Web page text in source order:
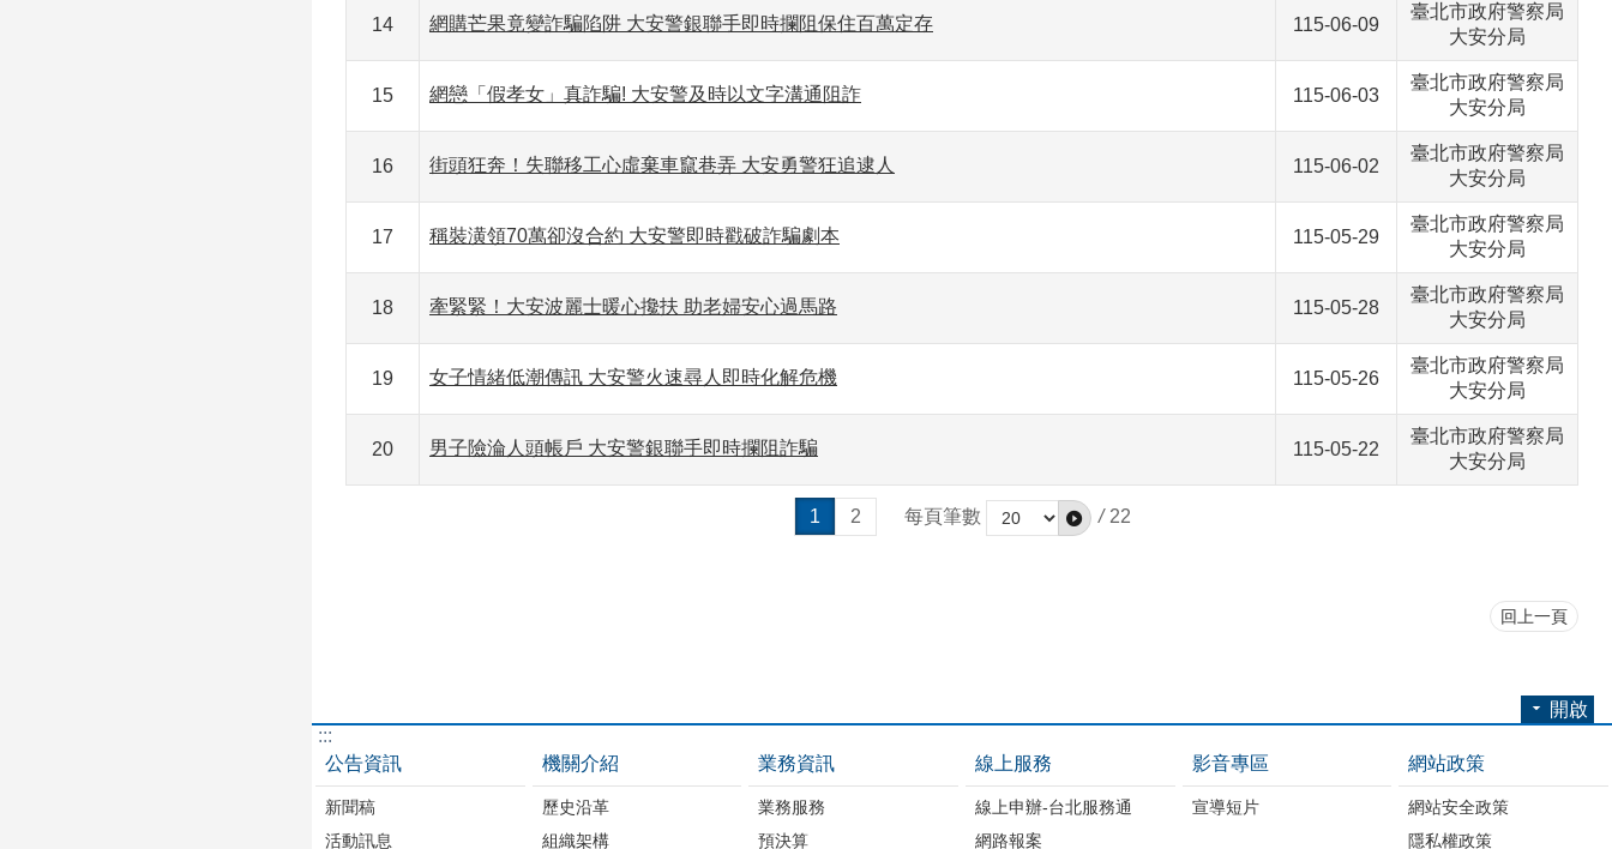
14 網購芒果竟變詐騙陷阱 大安警銀聯手即時攔阻保住百萬定存 115-06-09
臺北市政府警察局
大安分局
15 網戀「假孝女」真詐騙! 大安警及時以文字溝通阻詐 115-06-03
臺北市政府警察局
大安分局
16 街頭狂奔！失聯移工心虛棄車竄巷弄 大安勇警狂追逮人 115-06-02
臺北市政府警察局
大安分局
17 稱裝潢領70萬卻沒合約 大安警即時戳破詐騙劇本 115-05-29
臺北市政府警察局
大安分局
18 牽緊緊！大安波麗士暖心攙扶 助老婦安心過馬路 115-05-28
臺北市政府警察局
大安分局
19 女子情緒低潮傳訊 大安警火速尋人即時化解危機 115-05-26
臺北市政府警察局
大安分局
20 男子險淪人頭帳戶 大安警銀聯手即時攔阻詐騙 115-05-22
臺北市政府警察局
大安分局
1 2 每頁筆數 / 22
回上一頁
開啟
:::
公告資訊
新聞稿
活動訊息
機關介紹
歷史沿革
組織架構
業務資訊
業務服務
預決算
線上服務
線上申辦-台北服務通
網路報案
影音專區
宣導短片
網站政策
網站安全政策
隱私權政策